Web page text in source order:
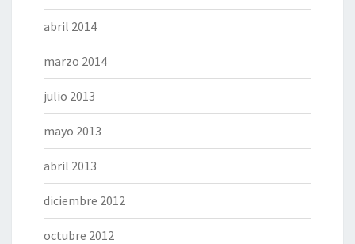
abril 2014
marzo 2014
julio 2013
mayo 2013
abril 2013
diciembre 2012
octubre 2012